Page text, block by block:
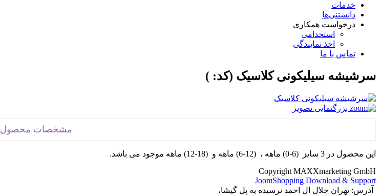
خدمات
دانستنی‌ها
درخواست همکاری
استخدامی
اخذ نمایندگی
تماس با ما
سرشیشه سیلیکونی کلاسیک (کد: )
بزرگنمایی تصویر
مشخصات محصول
این محصول در 3 سایز (6-0) ماهه ، (12-6) ماهه و (18-12) ماهه موجود می باشد.
Copyright MAXXmarketing GmbH
JoomShopping Download & Support
آدرس: تهران جلال ال احمد نرسیده به پل گیشا،